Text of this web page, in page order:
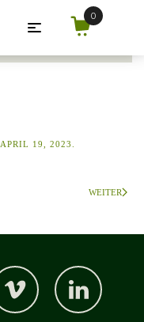
APRIL 19, 2023
WEITER